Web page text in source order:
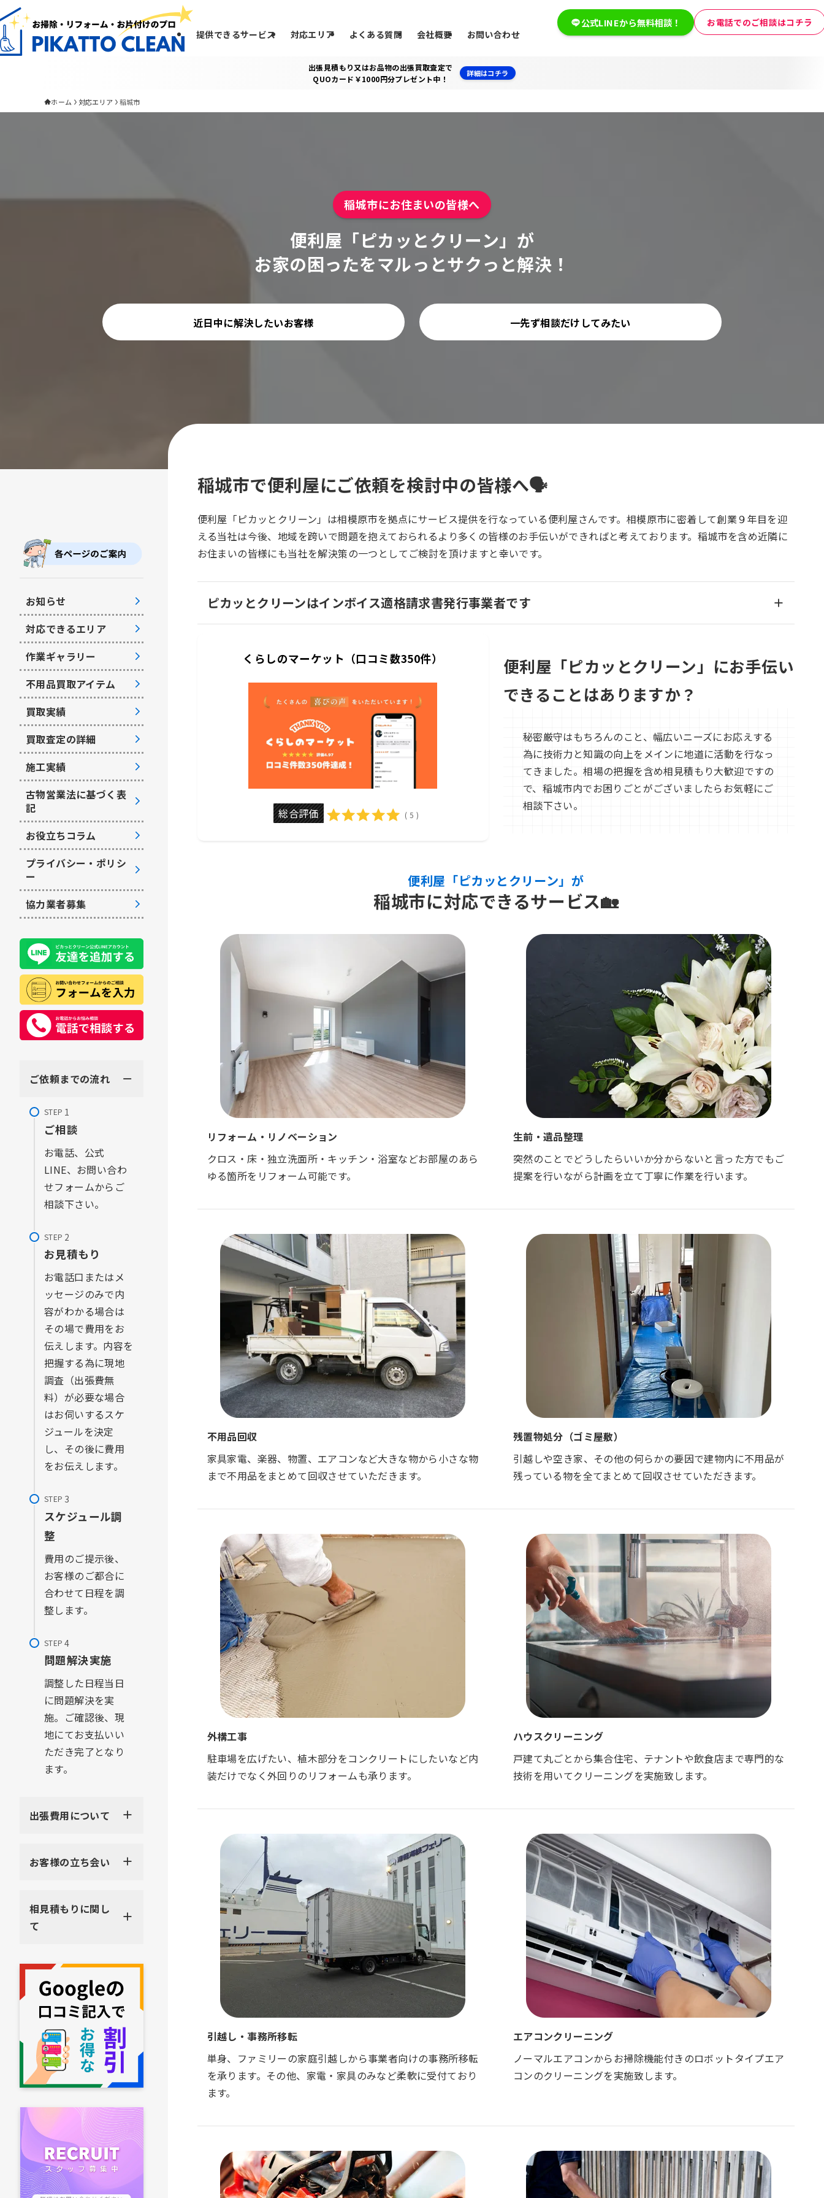
提供できるサービス 対応エリア よくある質問 会社概要 お問い合わせ
公式LINEから無料相談！ お電話でのご相談はコチラ
出張見積もり又はお品物の出張買取査定で
QUOカード￥1000円分プレゼント中！
詳細はコチラ
ホーム 対応エリア 稲城市
稲城市にお住まいの皆様へ
便利屋「ピカッとクリーン」が
お家の困ったをマルっとサクっと解決！
近日中に解決したいお客様 一先ず相談だけしてみたい
お知らせ
対応できるエリア
作業ギャラリー
不用品買取アイテム
買取実績
買取査定の詳細
施工実績
古物営業法に基づく表
記
お役立ちコラム
プライバシー・ポリシ
ー
協力業者募集
ご依頼までの流れ
STEP
ご相談
お電話、公式
LINE、お問い合わ
せフォームからご
相談下さい。
STEP
お見積もり
お電話口またはメ
ッセージのみで内
容がわかる場合は
その場で費用をお
伝えします。内容を
把握する為に現地
調査（出張費無
料）が必要な場合
はお伺いするスケ
ジュールを決定
し、その後に費用
をお伝えします。
STEP
スケジュール調
整
費用のご提示後、
お客様のご都合に
合わせて日程を調
整します。
STEP
問題解決実施
調整した日程当日
に問題解決を実
施。ご確認後、現
地にてお支払いい
ただき完了となり
ます。
出張費用について
お客様の立ち会い
相見積もりに関し
て
稲城市で便利屋にご依頼を検討中の皆様へ🗣️
便利屋「ピカッとクリーン」は相模原市を拠点にサービス提供を行なっている便利屋さんです。相模原市に密着して創業９年目を迎
える当社は今後、地域を跨いで問題を抱えておられるより多くの皆様のお手伝いができればと考えております。稲城市を含め近隣に
お住まいの皆様にも当社を解決策の一つとしてご検討を頂けますと幸いです。
ピカッとクリーンはインボイス適格請求書発行事業者です
くらしのマーケット（口コミ数350件）
総合評価 ( 5 )
便利屋「ピカッとクリーン」にお手伝い
できることはありますか？
秘密厳守はもちろんのこと、幅広いニーズにお応えする
為に技術力と知識の向上をメインに地道に活動を行なっ
てきました。相場の把握を含め相見積もり大歓迎ですの
で、稲城市内でお困りごとがございましたらお気軽にご
相談下さい。
便利屋「ピカッとクリーン」が
稲城市に対応できるサービス🏡
リフォーム・リノベーション
クロス・床・独立洗面所・キッチン・浴室などお部屋のあら
ゆる箇所をリフォーム可能です。
生前・遺品整理
突然のことでどうしたらいいか分からないと言った方でもご
提案を行いながら計画を立て丁寧に作業を行います。
不用品回収
家具家電、楽器、物置、エアコンなど大きな物から小さな物
まで不用品をまとめて回収させていただきます。
残置物処分（ゴミ屋敷）
引越しや空き家、その他の何らかの要因で建物内に不用品が
残っている物を全てまとめて回収させていただきます。
外構工事
駐車場を広げたい、植木部分をコンクリートにしたいなど内
装だけでなく外回りのリフォームも承ります。
ハウスクリーニング
戸建て丸ごとから集合住宅、テナントや飲食店まで専門的な
技術を用いてクリーニングを実施致します。
引越し・事務所移転
単身、ファミリーの家庭引越しから事業者向けの事務所移転
を承ります。その他、家電・家具のみなど柔軟に受付ており
ます。
エアコンクリーニング
ノーマルエアコンからお掃除機能付きのロボットタイプエア
コンのクリーニングを実施致します。